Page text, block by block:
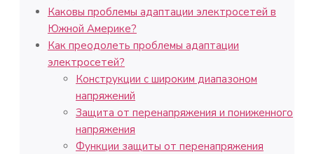
Каковы проблемы адаптации электросетей в
Южной Америке?
Как преодолеть проблемы адаптации
электросетей?
Конструкции с широким диапазоном
напряжений
Защита от перенапряжения и пониженного
напряжения
Функции защиты от перенапряжения